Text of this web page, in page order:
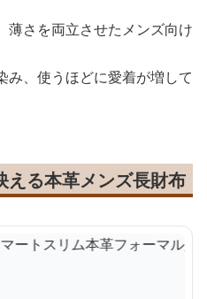
薄さを両立させたメンズ向け
み、使うほどに愛着が増して
える本革メンズ長財布